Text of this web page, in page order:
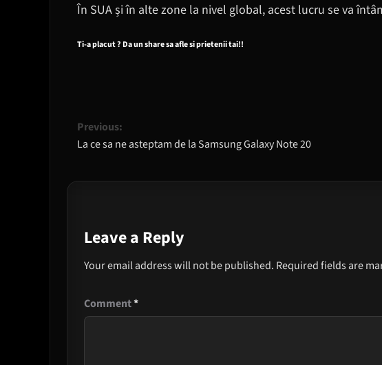
În SUA și în alte zone la nivel global, acest lucru se va
Ti-a placut ? Da un share sa afle si prietenii tai!!
Post
navigation
Previous:
La ce sa ne asteptam de la Samsung Galaxy Note 20
Leave a Reply
Your email address will not be published. Required fields are
Comment*